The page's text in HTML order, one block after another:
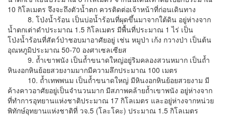
10 กิโลเมตร จึงจะถึงตัวน้ำตก ควรติดต่อเจ้าหน้าที่ก่อนเดินทาง
8. โป่งน้ำร้อน เป็นบ่อน้ำร้อนที่ผุดขึ้นมาจากใต้ดิน อยู่ห่างจาก
น้ำตกเต่าดำประมาณ 1.5 กิโลเมตร มีพื้นที่ประมาณ 1 ไร่ เป็น
โป่งน้ำร้อนที่สัตว์ป่าชอบมาอาศัยอยู่ เช่น หมูป่า เก้ง กวางป่า เป็นต้น
อุณหภูมิประมาณ 50-70 องศาเซลเซียส
9. ถ้ำเขาพนัง เป็นถ้ำขนาดใหญ่อยู่ริมคลองสวนหมาก เป็นถ้ำ
หินงอกหินย้อยสวยงามมากมีความลึกประมาณ 100 เมตร
10. ถ้ำเทพพนม เป็นถ้ำขนาดใหญ่ มีหินงอกหินย้อยสวยงาม มี
ค้างคาวอาศัยอยู่เป็นจำนวนมาก มีสภาพคล้ายถ้ำเขาพนัง อยู่ห่างจาก
ที่ทำการอุทยานแห่งชาติประมาณ 17 กิโลเมตร และอยู่ห่างจากหน่วย
พิทักษ์อุทยานแห่งชาติที่ วจ.5 (โละโคะ) ประมาณ 1.5 กิโลเมตร